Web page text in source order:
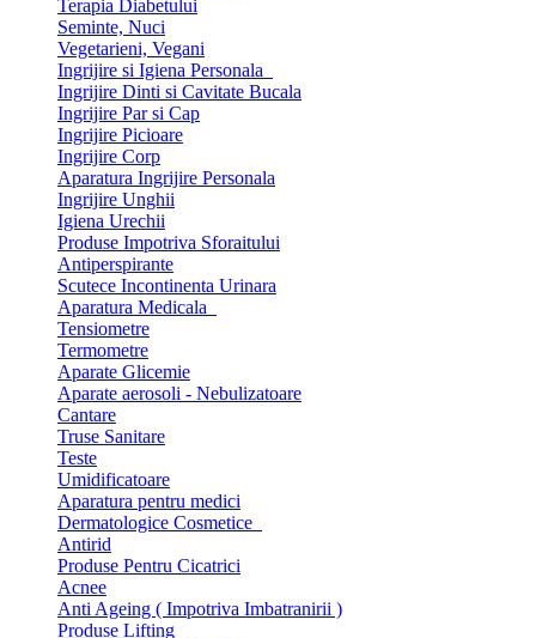
Terapia Diabetului
Seminte, Nuci
Vegetarieni, Vegani
Ingrijire si Igiena Personala
Ingrijire Dinti si Cavitate Bucala
Ingrijire Par si Cap
Ingrijire Picioare
Ingrijire Corp
Aparatura Ingrijire Personala
Ingrijire Unghii
Igiena Urechii
Produse Impotriva Sforaitului
Antiperspirante
Scutece Incontinenta Urinara
Aparatura Medicala
Tensiometre
Termometre
Aparate Glicemie
Aparate aerosoli - Nebulizatoare
Cantare
Truse Sanitare
Teste
Umidificatoare
Aparatura pentru medici
Dermatologice Cosmetice
Antirid
Produse Pentru Cicatrici
Acnee
Anti Ageing ( Impotriva Imbatranirii )
Produse Lifting